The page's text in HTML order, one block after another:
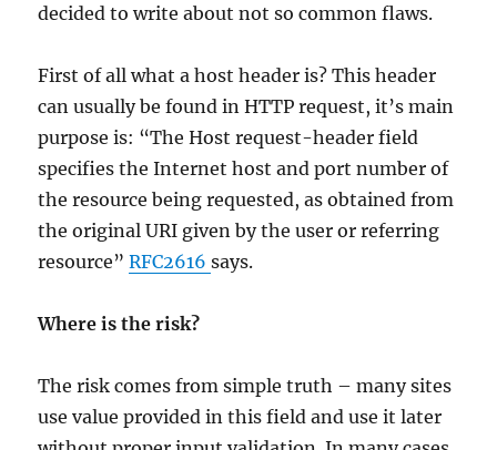
decided to write about not so common flaws.
First of all what a host header is? This header
can usually be found in HTTP request, it’s main
purpose is: “The Host request-header field
specifies the Internet host and port number of
the resource being requested, as obtained from
the original URI given by the user or referring
resource”RFC2616says.
Where is the risk?
The risk comes from simple truth – many sites
use value provided in this field and use it later